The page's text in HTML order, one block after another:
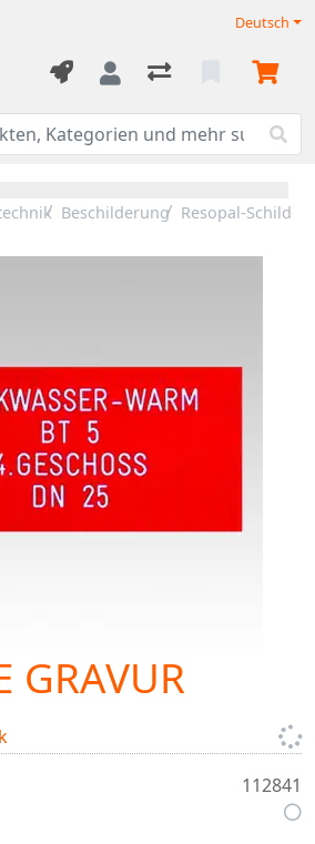
Deutsch
Beschilderung Resopal-Schilder
GRAVUR
112841